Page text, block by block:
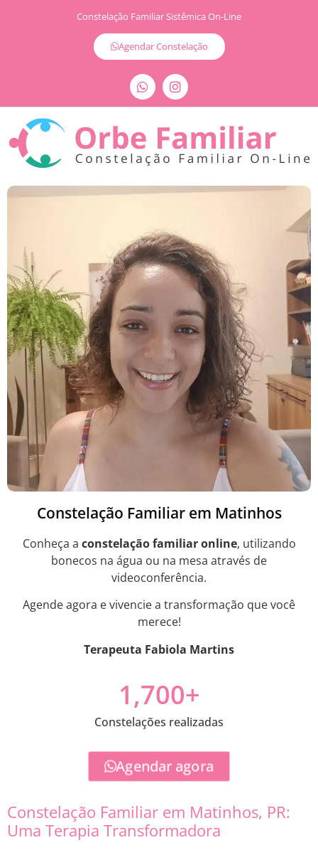
Constelação Familiar Sistêmica On-Line
Agendar Constelação
Constelação Familiar em Matinhos
Conheça a constelação familiar online, utilizando
bonecos na água ou na mesa através de
videoconferência.
Agende agora e vivencie a transformação que você
merece!
Terapeuta Fabiola Martins
Constelações realizadas
1,700+
Agendar agora
Constelação Familiar em Matinhos, PR:
Uma Terapia Transformadora